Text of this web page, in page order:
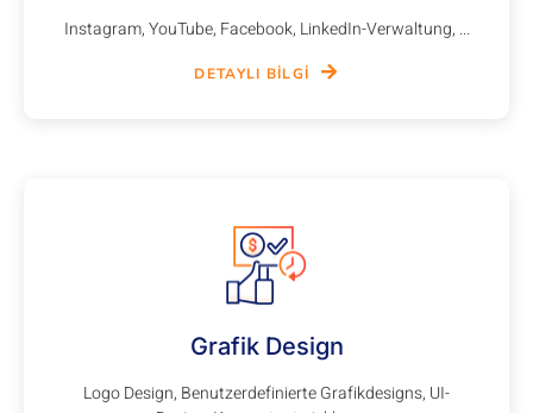
Instagram, YouTube, Facebook, LinkedIn-Verwaltung, ...
DETAYLI BILGI
Grafik Design
Logo Design, Benutzerdefinierte Grafikdesigns, UI-